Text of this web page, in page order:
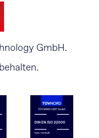
GmbH.